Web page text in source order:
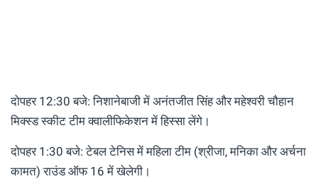
दोपहर 12:30 बजे: निशानेबाजी में अनंतजीत सिंह और महेश्वरी चौहान
मिक्स्ड स्कीट टीम क्वालीफिकेशन में हिस्सा लेंगे।
दोपहर 1:30 बजे: टेबल टेनिस में महिला टीम (श्रीजा, मनिका और अर्चना
कामत) राउंड ऑफ 16 में खेलेगी।